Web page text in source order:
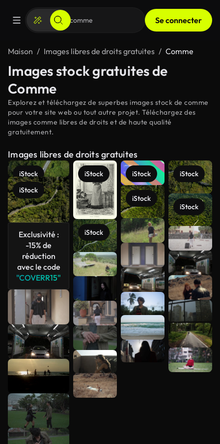
Se connecter
Maison Images libres de droits gratuites Comme
Images stock gratuites de
Comme
Explorez et téléchargez de superbes images stock de comme
pour votre site web ou tout autre projet. Téléchargez des
images comme libres de droits et de haute qualité
gratuitement.
Images libres de droits gratuites
iStock
iStock
Exclusivité :
-15% de
réduction
avec le code
"COVERR15"
iStock
iStock
iStock
iStock
iStock
iStock
Voir plus